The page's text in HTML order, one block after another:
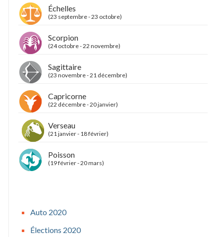
Échelles
(23 septembre - 23 octobre)
Scorpion
(24 octobre - 22 novembre)
Sagittaire
(23 novembre - 21 décembre)
Capricorne
(22 décembre - 20 janvier)
Verseau
(21 janvier - 18 février)
Poisson
(19 février - 20 mars)
Auto 2020
Élections 2020